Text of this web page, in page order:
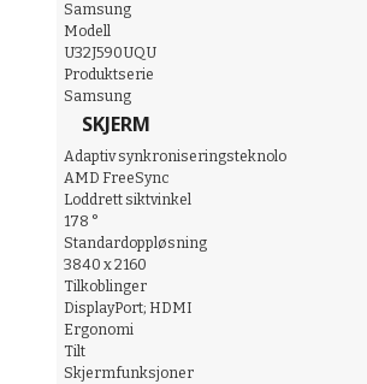
Samsung
Modell
U32J590UQU
Produktserie
Samsung
SKJERM
Adaptiv synkroniseringsteknolo
AMD FreeSync
Loddrett siktvinkel
178 °
Standardoppløsning
3840 x 2160
Tilkoblinger
DisplayPort; HDMI
Ergonomi
Tilt
Skjermfunksjoner